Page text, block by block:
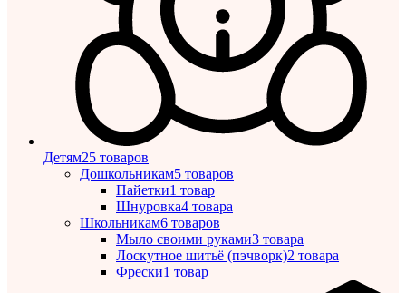
Детям25 товаров
Дошкольникам5 товаров
Пайетки1 товар
Шнуровка4 товара
Школьникам6 товаров
Мыло своими руками3 товара
Лоскутное шитьё (пэчворк)2 товара
Фрески1 товар